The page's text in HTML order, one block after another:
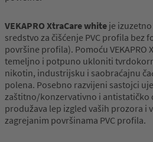
VEKAPRO XtraCare white je
sredstvo za čišćenje PVC profila bez
površine profila). Pomoću VEKAPRO
temeljno i potpuno ukloniti
nikotin, industrijsku i saobraćajnu
polena. Posebno razvijeni sastojci
zaštitno/konzervativno i antistatičko
produžava lep izgled vaših prozora i
zagrejanim površinama PVC profila.